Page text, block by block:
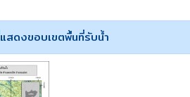
สดงขอบเขตพื้นที่รับน้ำ